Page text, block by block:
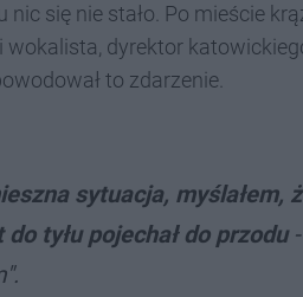
nic się nie stało. Po mieście
dyrektor
to zdarzenie.
sytuacja, myślałem,
tyłu pojechał do przodu-